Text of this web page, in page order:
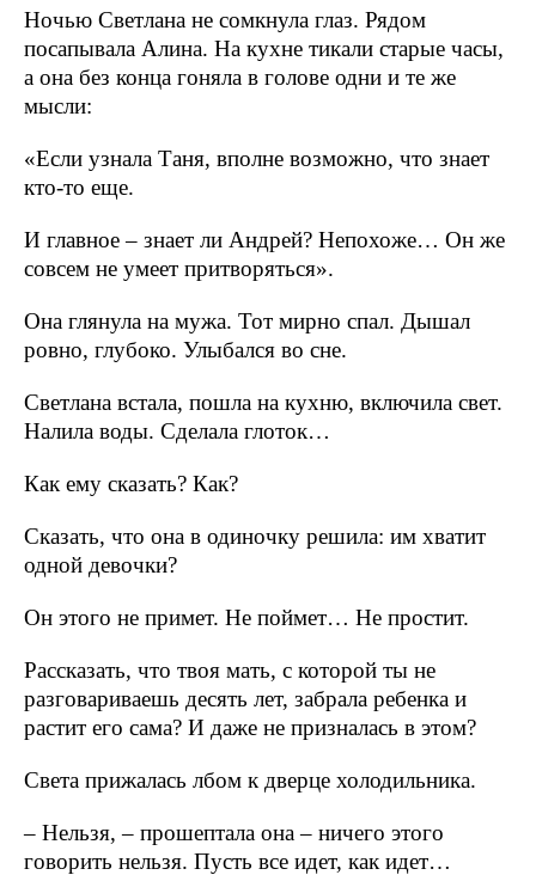
Ночью Светлана не сомкнула глаз. Рядом
посапывала Алина. На кухне тикали старые часы,
а она без конца гоняла в голове одни и те же
мысли:
«Если узнала Таня, вполне возможно, что знает
кто-то еще.
И главное – знает ли Андрей? Непохоже… Он же
совсем не умеет притворяться».
Она глянула на мужа. Тот мирно спал. Дышал
ровно, глубоко. Улыбался во сне.
Светлана встала, пошла на кухню, включила свет.
Налила воды. Сделала глоток…
Как ему сказать? Как?
Сказать, что она в одиночку решила: им хватит
одной девочки?
Он этого не примет. Не поймет… Не простит.
Рассказать, что твоя мать, с которой ты не
разговариваешь десять лет, забрала ребенка и
растит его сама? И даже не призналась в этом?
Света прижалась лбом к дверце холодильника.
– Нельзя, – прошептала она – ничего этого
говорить нельзя. Пусть все идет, как идет…